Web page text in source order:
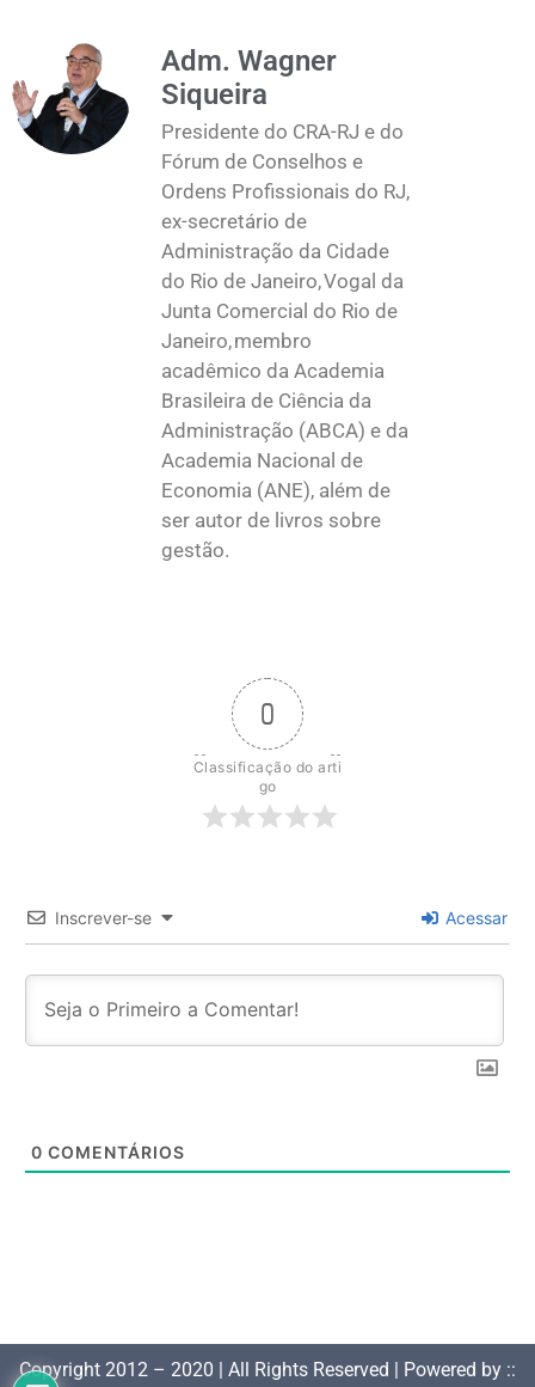
Adm. Wagner
Siqueira
Presidente do CRA-RJ e do
Fórum de Conselhos e
Ordens Profissionais do RJ,
ex-secretário de
Administração da Cidade
do Rio de Janeiro, Vogal da
Junta Comercial do Rio de
Janeiro, membro
acadêmico da Academia
Brasileira de Ciência da
Administração (ABCA) e da
Academia Nacional de
Economia (ANE), além de
ser autor de livros sobre
gestão.
0
Classificação do arti
go
Inscrever-se Acessar
0 COMENTÁRIOS
Copyright 2012 – 2020 | All Rights Reserved | Powered by ::